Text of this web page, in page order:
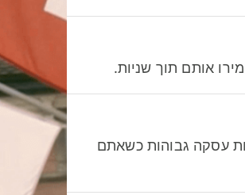
אותם תוך שניות.
עסקה גבוהות כשאתם